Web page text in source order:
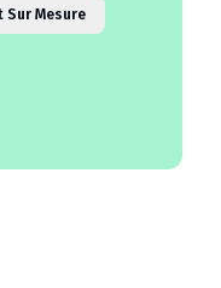
Sur Mesure